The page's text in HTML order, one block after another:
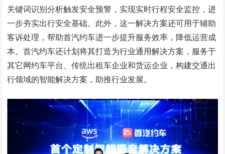
关键词识别分析触发安全预警，实现实时行程安全监控，进
一步夯实出行安全基础。此外，这一解决方案还可用于辅助
客诉处理，帮助首汽约车进一步提升服务效率，降低运营成
本。首汽约车还计划将其打造为行业通用解决方案，服务于
其它网约车平台、传统出租车企业和货运企业，构建交通出
行领域的智能解决方案，助推行业发展。